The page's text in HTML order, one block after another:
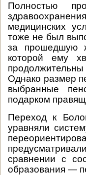
Полностью
медицинских
тоже не был
за прошедшую
которой ему
Однако размер
выбранные
подарком
Переход к
уравняли
сравнении с
образования —